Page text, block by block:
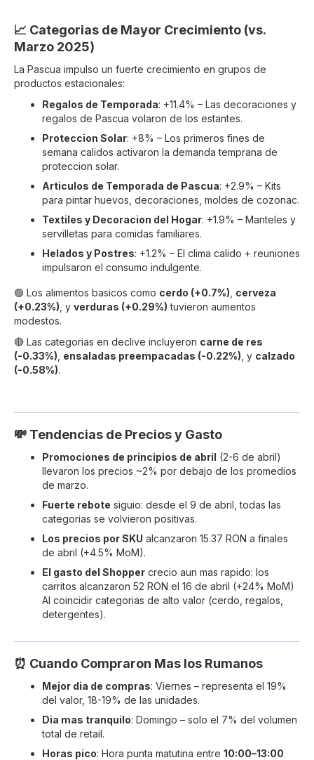
📈 Categorias de Mayor Crecimiento (vs.
Marzo 2025)
La Pascua impulso un fuerte crecimiento en grupos de
productos estacionales:
Regalos de Temporada: +11.4% – Las decoraciones y
regalos de Pascua volaron de los estantes.
Proteccion Solar: +8% – Los primeros fines de
semana calidos activaron la demanda temprana de
proteccion solar.
Articulos de Temporada de Pascua: +2.9% – Kits
para pintar huevos, decoraciones, moldes de cozonac.
Textiles y Decoracion del Hogar: +1.9% – Manteles y
servilletas para comidas familiares.
Helados y Postres: +1.2% – El clima calido + reuniones
impulsaron el consumo indulgente.
🟢 Los alimentos basicos como cerdo (+0.7%) cerveza
(+0.23%) , y verduras (+0.29%) tuvieron aumentos
modestos.
🔴 Las categorias en declive incluyeron carne de res
(-0.33%) ensaladas preempacadas (-0.22%) , y calzado
(-0.58%).
💸 Tendencias de Precios y Gasto
Promociones de principios de abril (2-6 de abril)
llevaron los precios ~2% por debajo de los promedios
de marzo.
Fuerte rebote siguio: desde el 9 de abril, todas las
categorias se volvieron positivas.
Los precios por SKU alcanzaron 15.37 RON a finales
de abril (+4.5% MoM).
El gasto del Shopper crecio aun mas rapido: los
carritos alcanzaron 52 RON el 16 de abril (+24% MoM)
AI coincidir categorias de alto valor (cerdo, regalos,
detergentes).
⏰ Cuando Compraron Mas los Rumanos
Mejor dia de compras: Viernes – representa el 19%
del valor, 18-19% de las unidades.
Dia mas tranquilo: Domingo – solo el 7% del volumen
total de retail.
Horas pico: Hora punta matutina entre 10:00–13:00